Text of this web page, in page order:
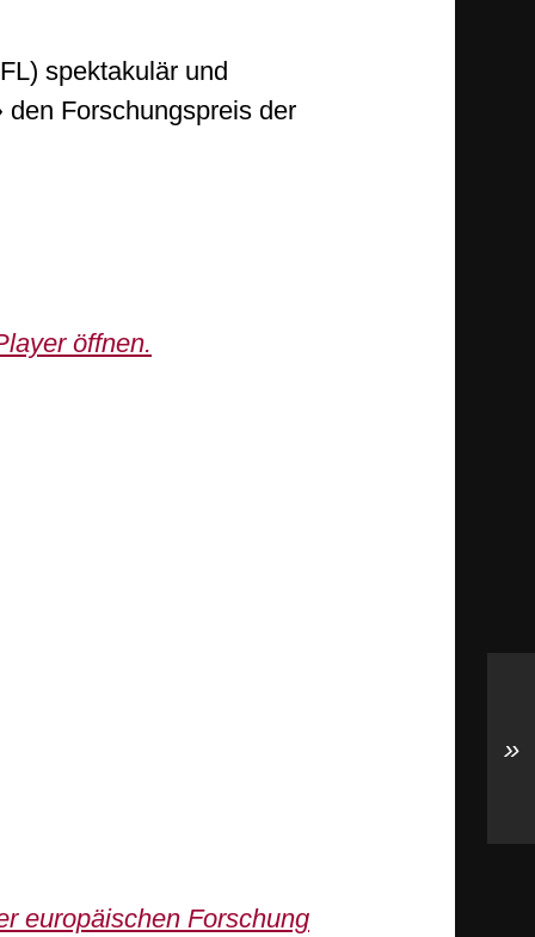
spektakulär und
den Forschungspreis der
öffnen.
europäischen Forschung
»